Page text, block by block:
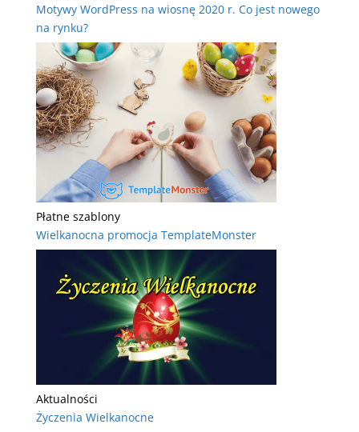
Motywy WordPress na wiosnę 2020 r. Co jest nowego
na rynku?
Płatne szablony
Wielkanocna promocja TemplateMonster
Aktualności
Życzenia Wielkanocne